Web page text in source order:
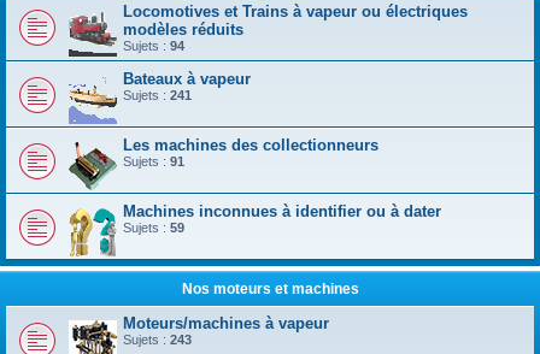
Locomotives et Trains à vapeur ou électriques
modèles réduits
Sujets : 94
Bateaux à vapeur
Sujets : 241
Les machines des collectionneurs
Sujets : 91
Machines inconnues à identifier ou à dater
Sujets : 59
Nos moteurs et machines
Moteurs/machines à vapeur
Sujets : 243